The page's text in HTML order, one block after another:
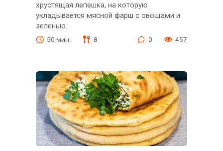
хрустящая лепешка, на которую
укладывается мясной фарш с овощами и
зеленью.
50 мин. 8 0 457